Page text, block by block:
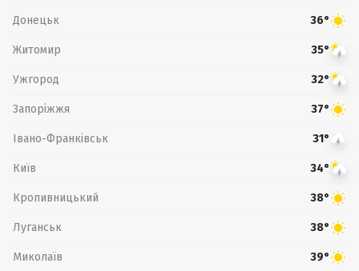
Донецьк 36°
Житомир 35°
Ужгород 32°
Запоріжжя 37°
Івано-Франківськ 31°
Київ 34°
Кропивницький 38°
Луганськ 38°
Миколаїв 39°